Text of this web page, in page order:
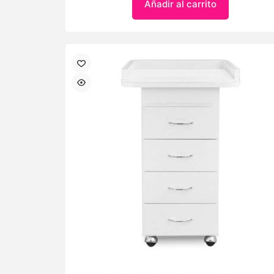
Añadir al carrito